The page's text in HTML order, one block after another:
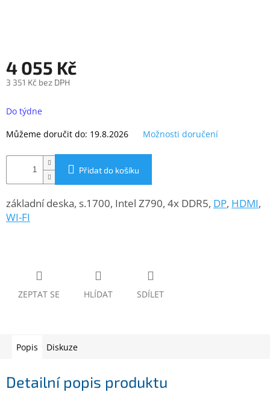
Rozšíření
záruk
Splátky
ESSOX
www.inpraise.cz
Gaming
Telefony
spotřebiče
4 055 Kč
3 351 Kč bez DPH
cena:
Do týdne
Můžeme doručit do: 19.8.2026 Možnosti doručení
Přidat do košíku
základní deska, s.1700, Intel Z790, 4x DDR5, DP, HDMI,
WI-FI
ZEPTAT SE HLÍDAT SDÍLET
Popis Diskuze
Detailní popis produktu